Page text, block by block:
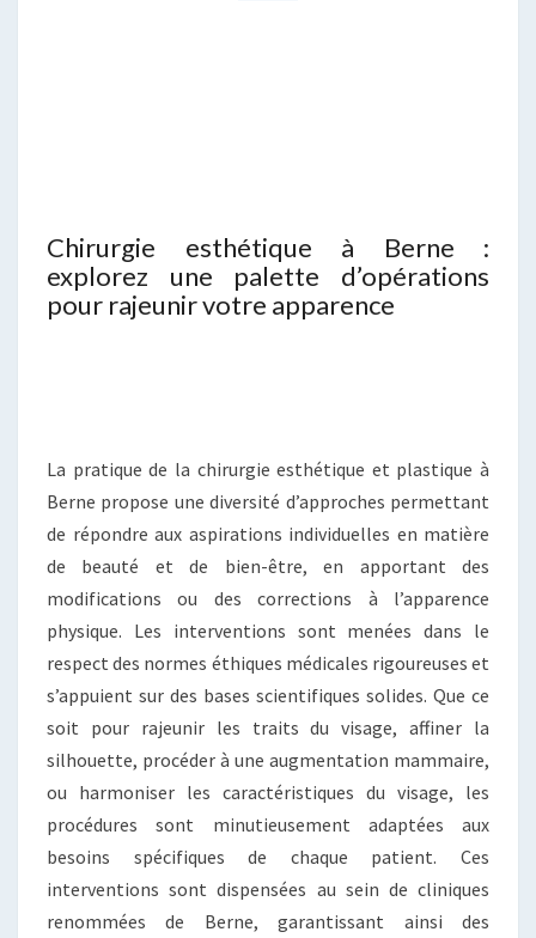
Chirurgie esthétique à Berne :
explorez une palette d’opérations
pour rajeunir votre apparence
La pratique de la chirurgie esthétique et plastique à
Berne propose une diversité d’approches permettant
de répondre aux aspirations individuelles en matière
de beauté et de bien-être, en apportant des
modifications ou des corrections à l’apparence
physique. Les interventions sont menées dans le
respect des normes éthiques médicales rigoureuses et
s’appuient sur des bases scientifiques solides. Que ce
soit pour rajeunir les traits du visage, affiner la
silhouette, procéder à une augmentation mammaire,
ou harmoniser les caractéristiques du visage, les
procédures sont minutieusement adaptées aux
besoins spécifiques de chaque patient. Ces
interventions sont dispensées au sein de cliniques
renommées de Berne, garantissant ainsi des